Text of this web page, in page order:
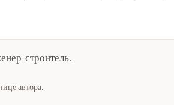
строитель.
автора.